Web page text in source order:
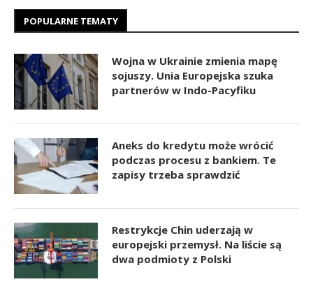
POPULARNE TEMATY
Wojna w Ukrainie zmienia mapę
sojuszy. Unia Europejska szuka
partnerów w Indo-Pacyfiku
Aneks do kredytu może wrócić
podczas procesu z bankiem. Te
zapisy trzeba sprawdzić
Restrykcje Chin uderzają w
europejski przemysł. Na liście są
dwa podmioty z Polski